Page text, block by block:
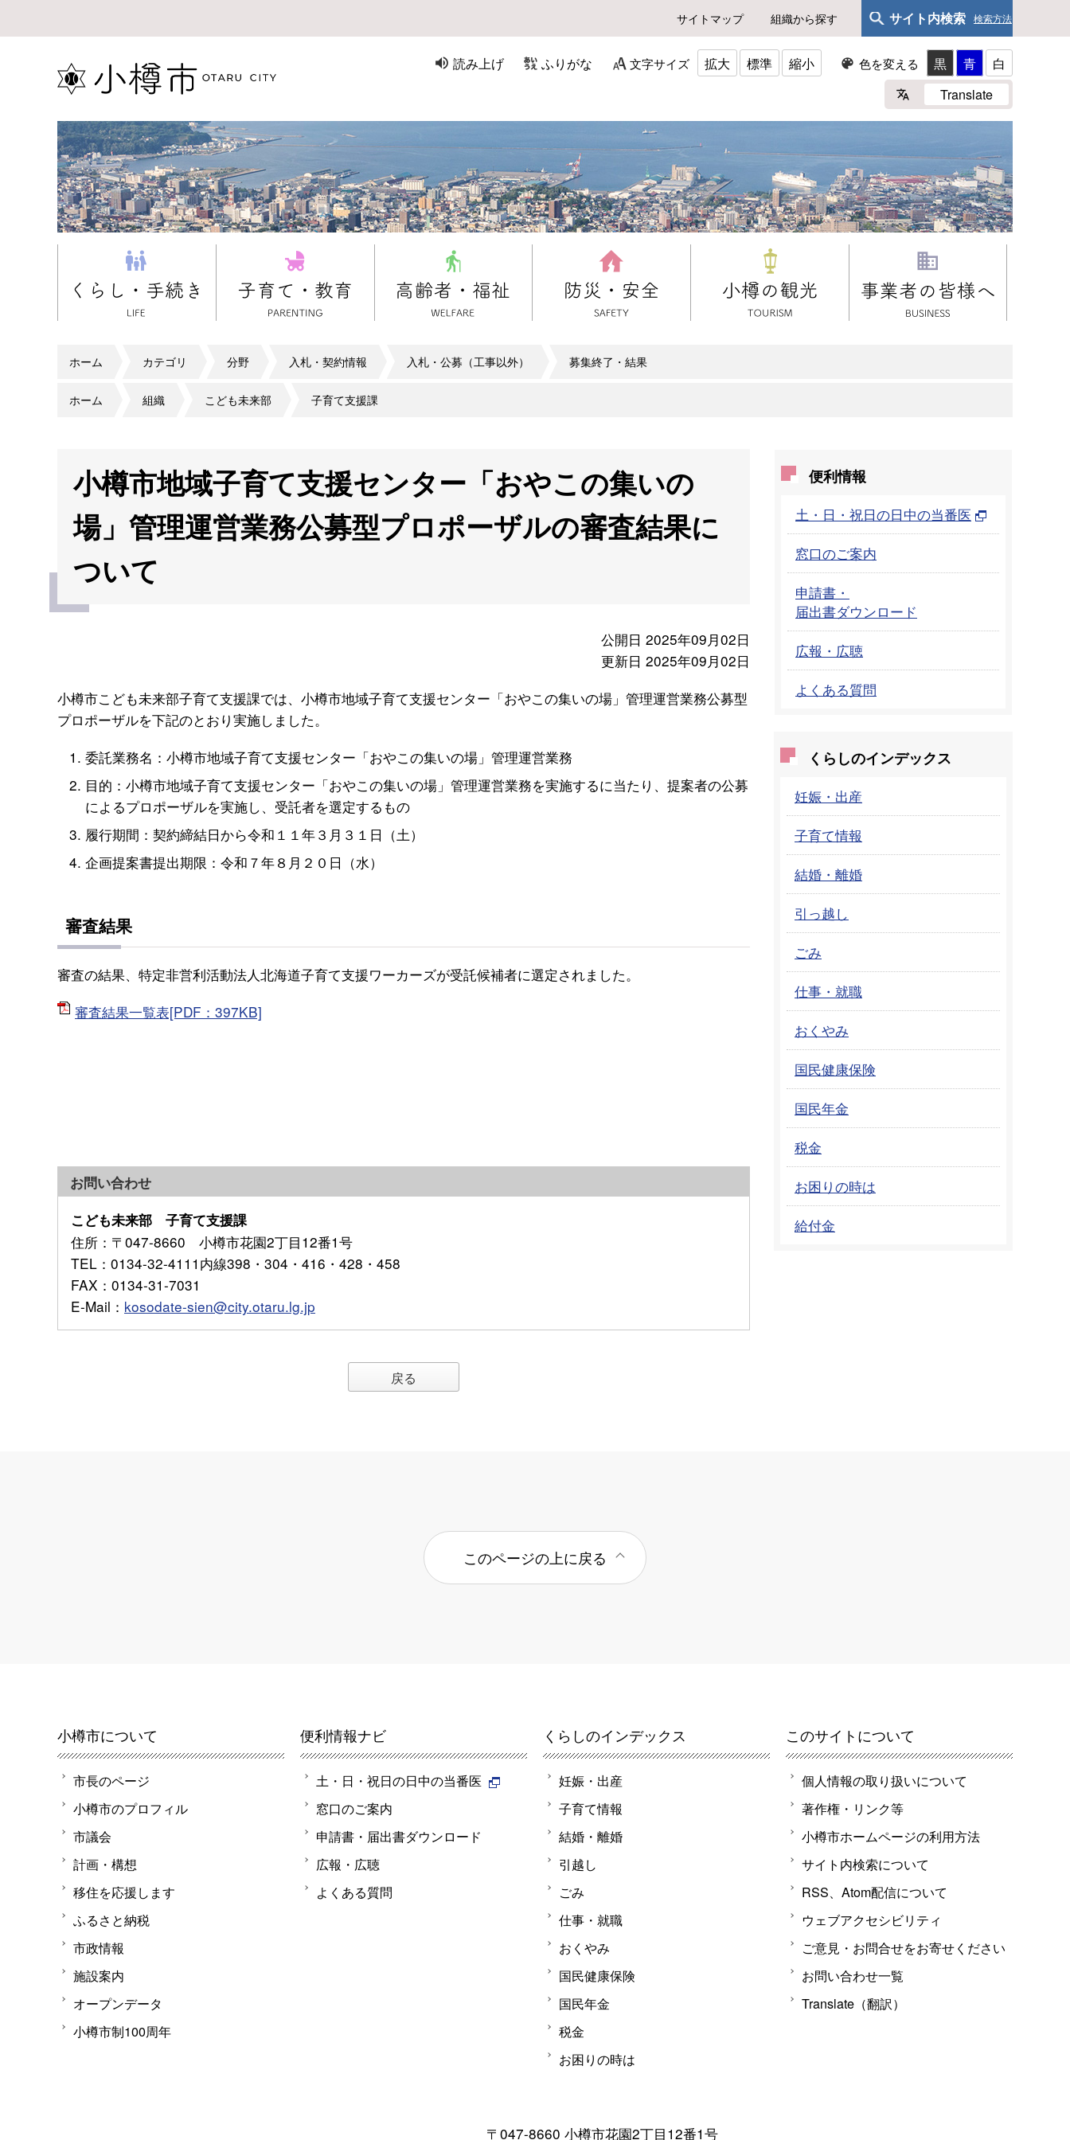
サイトマップ 組織から探す サイト内検索 検索方法
読み上げ ふりがな 文字サイズ 拡大 標準 縮小 色を変える 黒 青
白
Translate
ホーム カテゴリ 分野 入札・契約情報 入札・公募（工事以外） 募集終了・結果
ホーム 組織 こども未来部 子育て支援課
小樽市地域子育て支援センター「おやこの集いの
場」管理運営業務公募型プロポーザルの審査結果に
ついて
公開日 2025年09月02日
更新日 2025年09月02日
小樽市こども未来部子育て支援課では、小樽市地域子育て支援センター「おやこの集いの場」管理運営業務公募型
プロポーザルを下記のとおり実施しました。
委託業務名：小樽市地域子育て支援センター「おやこの集いの場」管理運営業務
目的：小樽市地域子育て支援センター「おやこの集いの場」管理運営業務を実施するに当たり、提案者の公募
によるプロポーザルを実施し、受託者を選定するもの
履行期間：契約締結日から令和１１年３月３１日（土）
企画提案書提出期限：令和７年８月２０日（水）
審査結果
審査の結果、特定非営利活動法人北海道子育て支援ワーカーズが受託候補者に選定されました。
審査結果一覧表[PDF：397KB]
お問い合わせ
こども未来部 子育て支援課
住所 ：〒047-8660 小樽市花園2丁目12番1号
TEL ：0134-32-4111内線398・304・416・428・458
FAX ：0134-31-7031
E-Mail ： kosodate-sien@city.otaru.lg.jp
戻る
便利情報
土・日・祝日の日中の当番医
窓口のご案内
申請書・
届出書ダウンロード
広報・広聴
よくある質問
くらしのインデックス
妊娠・出産
子育て情報
結婚・離婚
引っ越し
ごみ
仕事・就職
おくやみ
国民健康保険
国民年金
税金
お困りの時は
給付金
このページの上に戻る
小樽市について
市長のページ
小樽市のプロフィル
市議会
計画・構想
移住を応援します
ふるさと納税
市政情報
施設案内
オープンデータ
小樽市制100周年
便利情報ナビ
土・日・祝日の日中の当番医
窓口のご案内
申請書・届出書ダウンロード
広報・広聴
よくある質問
くらしのインデックス
妊娠・出産
子育て情報
結婚・離婚
引越し
ごみ
仕事・就職
おくやみ
国民健康保険
国民年金
税金
お困りの時は
このサイトについて
個人情報の取り扱いについて
著作権・リンク等
小樽市ホームページの利用方法
サイト内検索について
RSS、Atom配信について
ウェブアクセシビリティ
ご意見・お問合せをお寄せください
お問い合わせ一覧
Translate（翻訳）
〒047-8660 小樽市花園2丁目12番1号